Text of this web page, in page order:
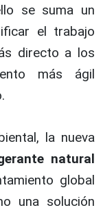
se suma un
el trabajo
directo a los
más ágil
la nueva
natural
global
una solución